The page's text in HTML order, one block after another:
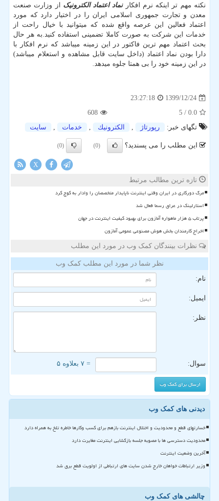
نکته مهم تر اینکه نرم افکارنماد اعتماد الکترونیک از وزارت صنعت
معدن و تجارت جمهوری اسلامی ایران را در اختیار دارد که مورد
اعتماد فعالین این عرصه واقع شده که میتوانید با خیال راحت از
خدمات این شرکت به صورت کاملا تضمینی استفاده کنید.به هر حال
بحث اعتماد مهم ترین فاکتور در این زمینه میباشد که نرم افکار با
دارا بودن نماد اعتماد (داخل سایت قابل مشاهده و استعلام میباشد)
در این زمینه خود را بی همتا جلوه میدهد.
1399/12/24
23:27:18
0.0
/ 5
608
تگهای خبر:
رپورتاژ , الكترونیك , خدمات , سایت
این مطلب را می پسندید؟ (0)
(0)
X
تازه ترین مطالب مرتبط
مرگ دورکاری در ایران وقتی اینترنت ناپایدار متخصصان را وادار به کوچ کرد
استارلینک در عراق رسما فعال شد
پرتاب ۵ هزار ماهواره آمازون برای بهبود کیفیت اینترنت در جهان
اخراج کارمندان بخش هوش مصنوعی عمومی آمازون
نظرات بینندگان کمک وب در مورد این مطلب
نظر شما در مورد این مطلب کمک وب
نام:
ایمیل:
نظر:
سوال: = ۷ بعلاوه ۵
دیدنی های کمک وب
خسارتهای قطع و محدودیت و اختلال اینترنت بازهم برای کسب وکارها خاطره تلخ به همراه دارد
محدودیت دسترسی ها با مصوبه جلسه بازگشایی اینترنت مغایرت دارد
آخرین وضعیت اینترنت
وزیر ارتباطات خواهان خارج شدن سایت های ارتباطی از اولویت قطع برق شد
چالشی های کمک وب